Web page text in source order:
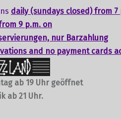
daily (sundays closed) from 7
9 p.m. on
nur Barzahlung
and no payment cards
ab 19 Uhr geöffnet
ab 21 Uhr.